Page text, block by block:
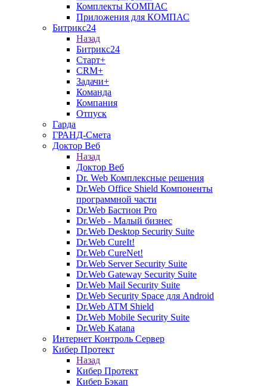
Комплекты КОМПАС
Приложения для КОМПАС
Битрикс24
Назад
Битрикс24
Старт+
CRM+
Задачи+
Команда
Компания
Отпуск
Гарда
ГРАНД-Смета
Доктор Веб
Назад
Доктор Веб
Dr. Web Комплексные решения
Dr.Web Office Shield Компоненты
программной части
Dr.Web Бастион Pro
Dr.Web - Малый бизнес
Dr.Web Desktop Security Suite
Dr.Web CureIt!
Dr.Web CureNet!
Dr.Web Server Security Suite
Dr.Web Gateway Security Suite
Dr.Web Mail Security Suite
Dr.Web Security Space для Android
Dr.Web ATM Shield
Dr.Web Mobile Security Suite
Dr.Web Katana
Интернет Контроль Сервер
Кибер Протект
Назад
Кибер Протект
Кибер Бэкап